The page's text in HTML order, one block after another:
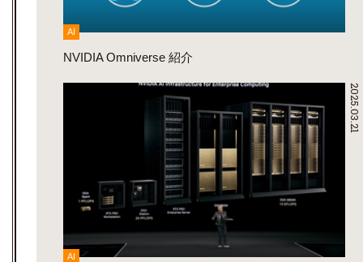
AI
NVIDIA Omniverse 紹介
2025.03.21
AI